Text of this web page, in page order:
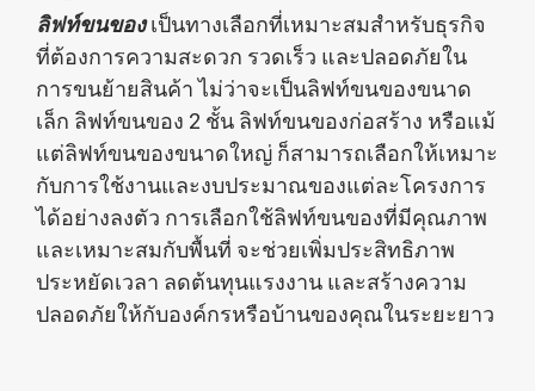
ลิฟท์ขนของเป็นทางเลือกที่เหมาะสมสำหรับธุรกิจ
ที่ต้องการความสะดวก รวดเร็ว และปลอดภัยใน
การขนย้ายสินค้า ไม่ว่าจะเป็นลิฟท์ขนของขนาด
เล็ก ลิฟท์ขนของ 2 ชั้น ลิฟท์ขนของก่อสร้าง หรือแม้
แต่ลิฟท์ขนของขนาดใหญ่ ก็สามารถเลือกให้เหมาะ
กับการใช้งานและงบประมาณของแต่ละโครงการ
ได้อย่างลงตัว การเลือกใช้ลิฟท์ขนของที่มีคุณภาพ
และเหมาะสมกับพื้นที่ จะช่วยเพิ่มประสิทธิภาพ
ประหยัดเวลา ลดต้นทุนแรงงาน และสร้างความ
ปลอดภัยให้กับองค์กรหรือบ้านของคุณในระยะยาว